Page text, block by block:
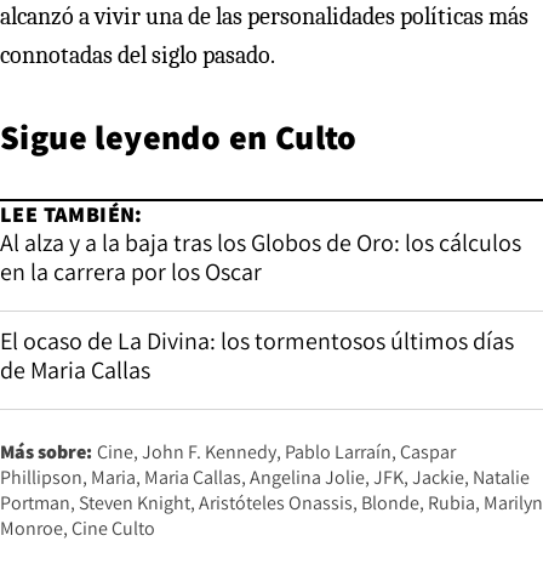
alcanzó a vivir una de las personalidades políticas más
connotadas del siglo pasado.
Sigue leyendo en Culto
LEE TAMBIÉN:
Al alza y a la baja tras los Globos de Oro: los cálculos
en la carrera por los Oscar
El ocaso de La Divina: los tormentosos últimos días
de Maria Callas
Más sobre: Cine John F. Kennedy Pablo Larraín Caspar
Phillipson Maria Maria Callas Angelina Jolie JFK Jackie Natalie
Portman Steven Knight Aristóteles Onassis Blonde Rubia Marilyn
Monroe Cine Culto